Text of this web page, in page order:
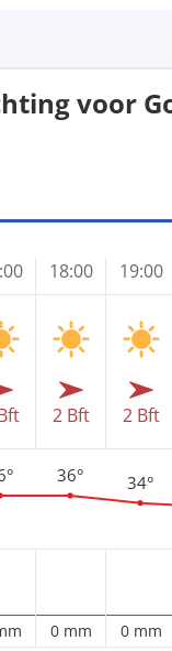
voor
18:00
2 Bft
36°
0 mm
19:00
2 Bft
34°
0 mm